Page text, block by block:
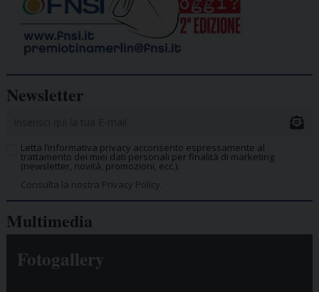
Newsletter
Letta l’informativa privacy acconsento espressamente al
trattamento dei miei dati personali per finalità di marketing
(newsletter, novità, promozioni, ecc.).
Consulta la nostra Privacy Policy.
Multimedia
Fotogallery